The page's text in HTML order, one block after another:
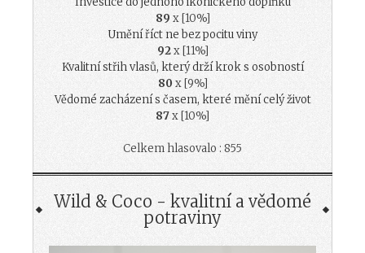
89 x [10%]
Umění říct ne bez pocitu viny
92x [11%]
Kvalitní střih vlasů, který drží krok s osobností
80 x [9%]
Vědomé zacházení s časem, které mění celý život
87x [10%]
Celkem hlasovalo : 855
Wild & Coco - kvalitní a vědomé
potraviny